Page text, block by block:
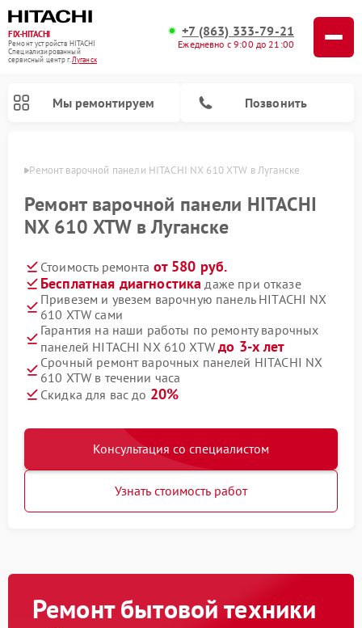
FIX-HITACHI
Ремонт устройств HITACHI
Специализированный
cервисный центр г.Луганск
+7 (863) 333-79-21
Ежедневно с 9:00 до 21:00
Мы ремонтируем Позвонить
Ремонт варочной панели HITACHI NX 610 XTW в Луганске
Ремонт варочной панели HITACHI
NX 610 XTW в Луганске
Стоимость ремонта от 580 руб.
Бесплатная диагностика даже при отказе
Привезем и увезем варочную панель HITACHI NX
610 XTW сами
Гарантия на наши работы по ремонту варочных
панелей HITACHI NX 610 XTWдо 3-х лет
Срочный ремонт варочных панелей HITACHI NX
610 XTW в течении часа
Скидка для вас до 20%
Консультация со специалистом
Узнать стоимость работ
Ремонт бытовой техники